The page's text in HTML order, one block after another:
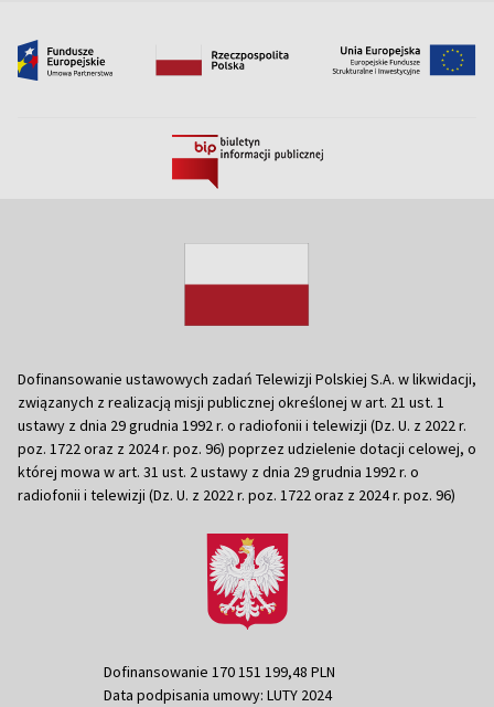
Dofinansowanie ustawowych zadań Telewizji Polskiej S.A. w likwidacji,
związanych z realizacją misji publicznej określonej w art. 21 ust. 1
ustawy z dnia 29 grudnia 1992 r. o radiofonii i telewizji (Dz. U. z 2022 r.
poz. 1722 oraz z 2024 r. poz. 96) poprzez udzielenie dotacji celowej, o
której mowa w art. 31 ust. 2 ustawy z dnia 29 grudnia 1992 r. o
radiofonii i telewizji (Dz. U. z 2022 r. poz. 1722 oraz z 2024 r. poz. 96)
Dofinansowanie 170 151 199,48 PLN
Data podpisania umowy: LUTY 2024